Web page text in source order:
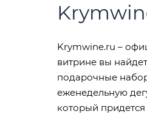
Krymwine.ru –
витрине вы
подарочные
еженедельную
который